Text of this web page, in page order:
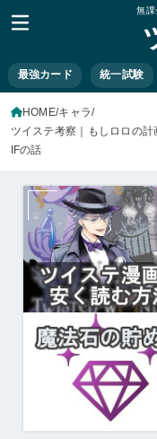
無課
最強カード 統一試験
HOME キャラ
ツイステ考察｜もしロロの
IFの話